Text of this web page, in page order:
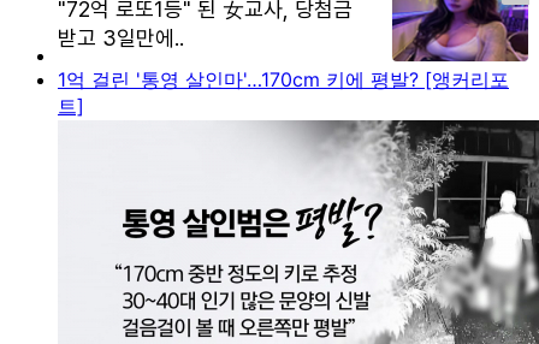
1억 걸린 '통영 살인마'…170cm 키에 평발? [앵커리포
트]